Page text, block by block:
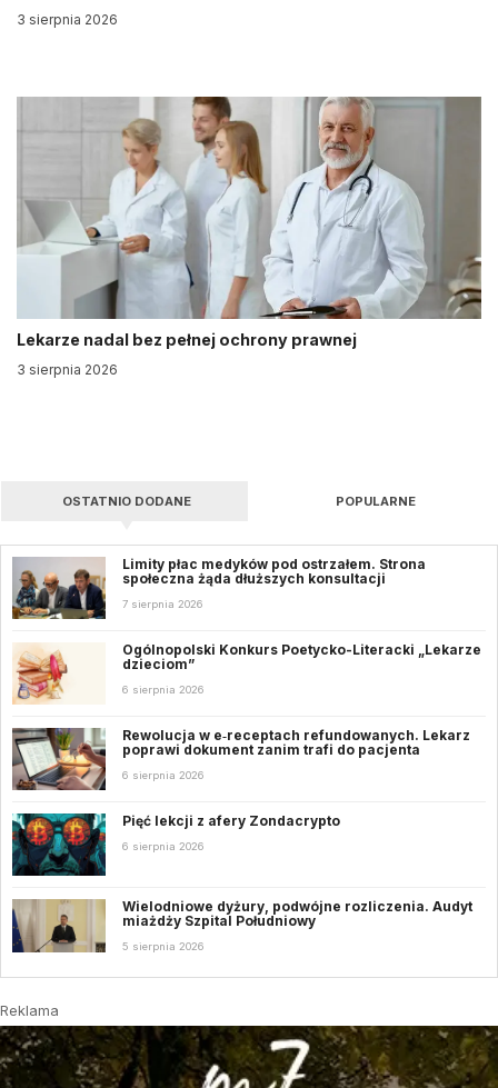
3 sierpnia 2026
Lekarze nadal bez pełnej ochrony prawnej
3 sierpnia 2026
OSTATNIO DODANE POPULARNE
Limity płac medyków pod ostrzałem. Strona
społeczna żąda dłuższych konsultacji
7 sierpnia 2026
Ogólnopolski Konkurs Poetycko-Literacki „Lekarze
dzieciom”
6 sierpnia 2026
Rewolucja w e‑receptach refundowanych. Lekarz
poprawi dokument zanim trafi do pacjenta
6 sierpnia 2026
Pięć lekcji z afery Zondacrypto
6 sierpnia 2026
Wielodniowe dyżury, podwójne rozliczenia. Audyt
miażdży Szpital Południowy
5 sierpnia 2026
Reklama